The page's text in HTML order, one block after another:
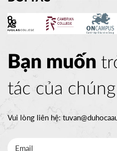
Bạn muốn
tác của
Vui lòng liên hệ: